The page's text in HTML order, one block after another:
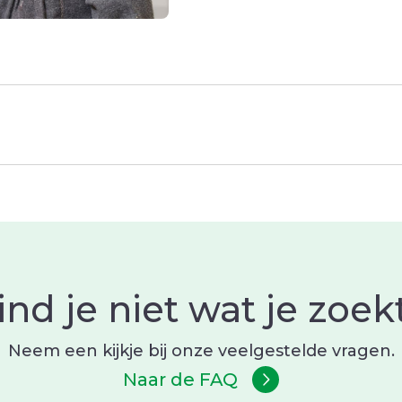
je niet wat je
Neem een kijkje bij onze veelgestelde vragen.
Naar de FAQ